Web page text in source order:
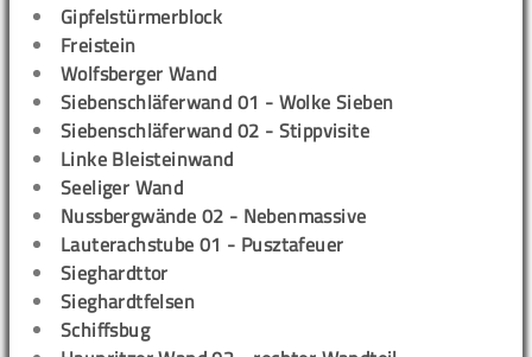
Gipfelstürmerblock
Freistein
Wolfsberger Wand
Siebenschläferwand 01 - Wolke Sieben
Siebenschläferwand 02 - Stippvisite
Linke Bleisteinwand
Seeliger Wand
Nussbergwände 02 - Nebenmassive
Lauterachstube 01 - Pusztafeuer
Sieghardttor
Sieghardtfelsen
Schiffsbug